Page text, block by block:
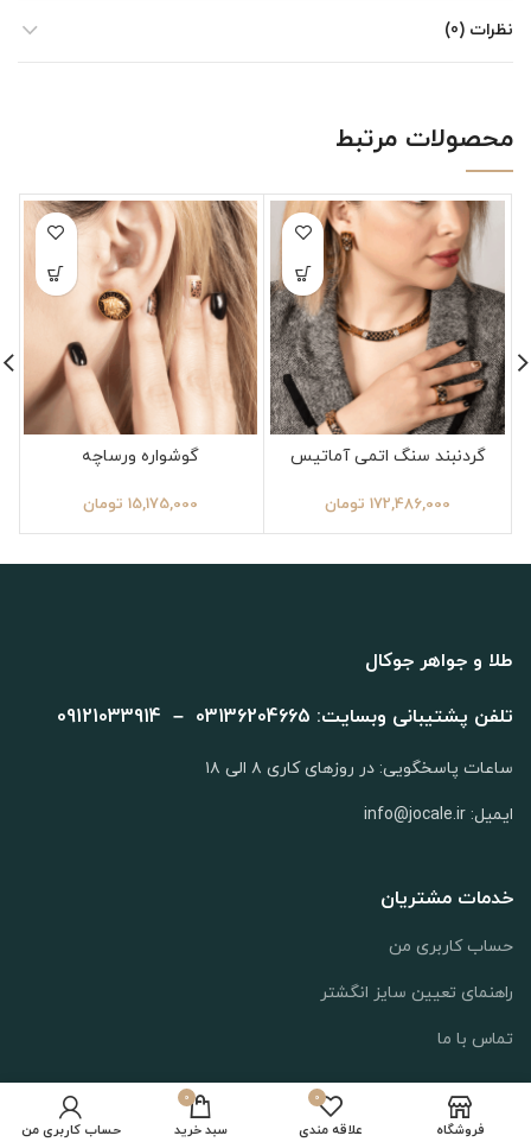
نظرات (0)
محصولات مرتبط
گردنبند سنگ اتمی آماتیس
172,486,000 تومان
گوشواره ورساچه
15,175,000 تومان
طلا و جواهر جوکال
تلفن پشتیبانی وبسایت: 03136204665 – 09121033914
ساعات پاسخگویی: در روزهای کاری ۸ الی ۱۸
ایمیل: info@jocale.ir
خدمات مشتریان
حساب کاربری من
راهنمای تعیین سایز انگشتر
تماس با ما
افزودن به سبد خرید
فروشگاه
0
علاقه مندی
0
سبد خرید حساب کاربری من